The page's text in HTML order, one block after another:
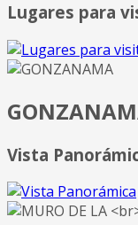
Lugares para
Vista